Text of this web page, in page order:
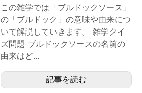
この雑学では「ブルドックソース」
の「ブルドック」の意味や由来につ
いて解説していきます。 雑学クイ
ズ問題 ブルドックソースの名前の
由来はど...
記事を読む